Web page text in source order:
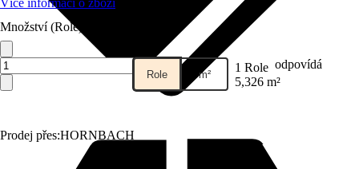
Prodej přes:HORNBACH
Více informací o zboží
Množství (Role)
Role m² 1 Role odpovídá
5,326 m²